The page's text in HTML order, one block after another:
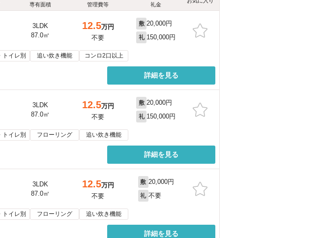
専有面積
管理費等
礼金
3LDK
87.0㎡
12.5万円
不要
敷 20,000円
礼 150,000円
トイレ別 追い炊き機能 コンロ2口以上
詳細を見る
3LDK
87.0㎡
12.5万円
不要
敷 20,000円
礼 150,000円
トイレ別 フローリング 追い炊き機能
詳細を見る
3LDK
87.0㎡
12.5万円
不要
敷 20,000円
礼 不要
トイレ別 フローリング 追い炊き機能
詳細を見る